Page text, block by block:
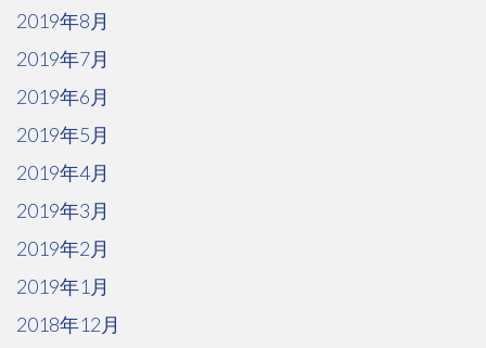
2019年8月
2019年7月
2019年6月
2019年5月
2019年4月
2019年3月
2019年2月
2019年1月
2018年12月